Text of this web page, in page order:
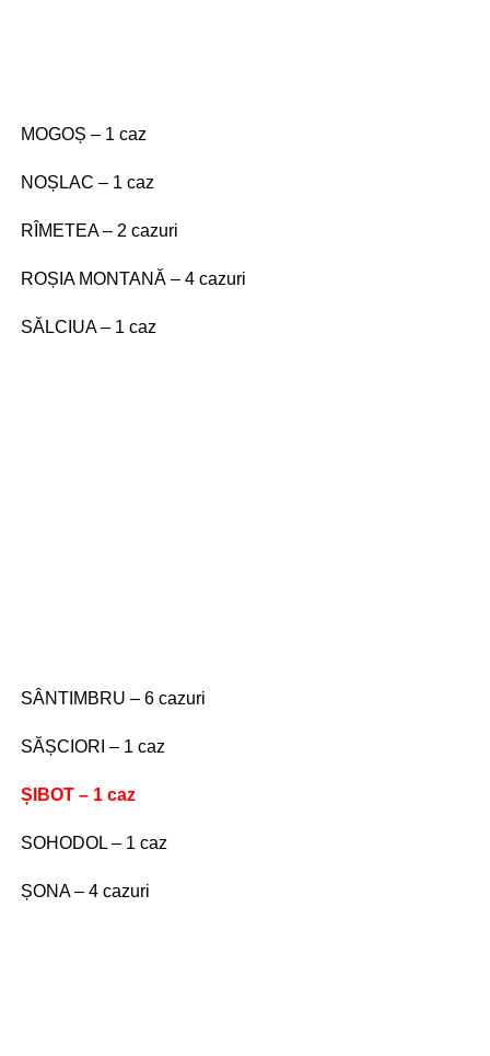
MOGOȘ – 1 caz
NOȘLAC – 1 caz
RÎMETEA – 2 cazuri
ROȘIA MONTANĂ – 4 cazuri
SĂLCIUA – 1 caz
SÂNTIMBRU – 6 cazuri
SĂȘCIORI – 1 caz
ȘIBOT – 1 caz
SOHODOL – 1 caz
ȘONA – 4 cazuri